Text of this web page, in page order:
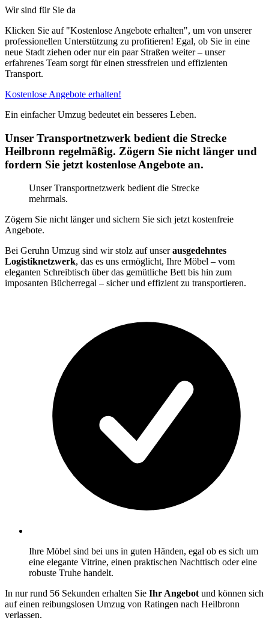
Wir sind für Sie da
Klicken Sie auf "Kostenlose Angebote erhalten", um von unserer
professionellen Unterstützung zu profitieren! Egal, ob Sie in eine
neue Stadt ziehen oder nur ein paar Straßen weiter – unser
erfahrenes Team sorgt für einen stressfreien und effizienten
Transport.
Kostenlose Angebote erhalten!
Ein einfacher Umzug bedeutet ein besseres Leben.
Unser Transportnetzwerk bedient die Strecke
Heilbronn regelmäßig. Zögern Sie nicht länger und
fordern Sie jetzt kostenlose Angebote an.
Unser Transportnetzwerk bedient die Strecke
mehrmals.
Zögern Sie nicht länger und sichern Sie sich jetzt kostenfreie
Angebote.
Bei Geruhn Umzug sind wir stolz auf unserausgedehntes
Logistiknetzwerk, das es uns ermöglicht, Ihre Möbel – vom
eleganten Schreibtisch über das gemütliche Bett bis hin zum
imposanten Bücherregal – sicher und effizient zu transportieren.
Ihre Möbel sind bei uns in guten Händen, egal ob es sich um
eine elegante Vitrine, einen praktischen Nachttisch oder eine
robuste Truhe handelt.
In nur rund 56 Sekunden erhalten Sie Ihr Angebot und können sich
auf einen reibungslosen Umzug von Ratingen nach Heilbronn
verlassen.